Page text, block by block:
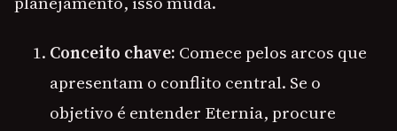
Conceito chave: Comece pelos arcos que
apresentam o conflito central. Se o
objetivo é entender Eternia, procure